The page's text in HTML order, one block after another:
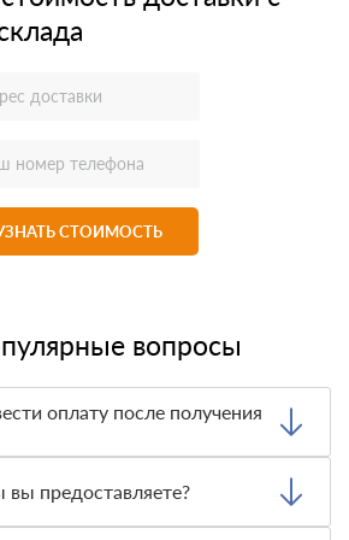
СТОИМОСТЬ
вопросы
оплату после получения
полученных вами товаров
отказаться от них.
предоставляете?